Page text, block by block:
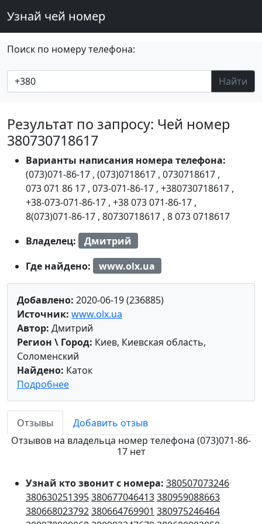
Узнай чей номер
Поиск по номеру телефона:
Найти
Результат по запросу: Чей номер
380730718617
Варианты написания номера телефона:
(073)071-86-17 , (073)0718617 , 0730718617 ,
073 071 86 17 , 073-071-86-17 , +380730718617 ,
+38-073-071-86-17 , +38 073 071-86-17 ,
8(073)071-86-17 , 80730718617 , 8 073 0718617
Владелец:
Дмитрий
Где найдено:
www.olx.ua
Добавлено: 2020-06-19 (236885)
Источник: www.olx.ua
Автор: Дмитрий
Регион \ Город: Киев, Киевская область,
Соломенский
Найдено: Каток
Подробнее
Отзывы
Добавить отзыв
Отзывов на владельца номер телефона (073)071-86-
17 нет
Узнай кто звонит с номера: 380507073246
380630251395380677046413380959088663
380668023792380664769901 380975246464